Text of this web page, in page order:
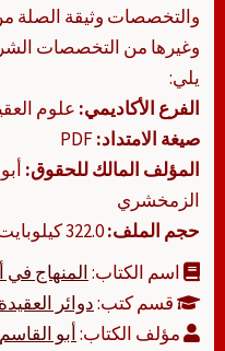
والتخصصات وثيقة الصلة
وغيرها من التخصصات
يلي:
الفرع الأكاديمي: علوم
صيغة الامتداد:
المؤلف المالك للحقوق:
الزمخشري
حجم الملف:322.0 كيلوبايت
اسم الكتاب:المنهاج
قسم كتب:دوائر العقيدة
مؤلف الكتاب:أبو